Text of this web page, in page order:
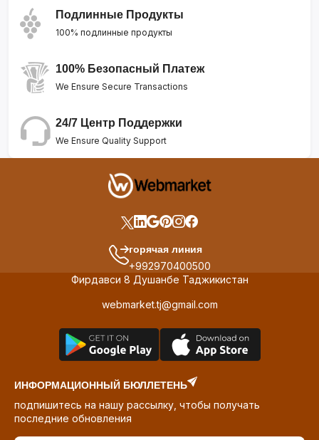
Подлинные Продукты
100% подлинные продукты
100% Безопасный Платеж
We Ensure Secure Transactions
24/7 Центр Поддержки
We Ensure Quality Support
горячая линия
+992970400500
Фирдавси 8 Душанбе Таджикистан
webmarket.tj@gmail.com
ИНФОРМАЦИОННЫЙ БЮЛЛЕТЕНЬ
подпишитесь на нашу рассылку, чтобы получать
последние обновления